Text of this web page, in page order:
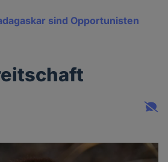
sind Opportunisten